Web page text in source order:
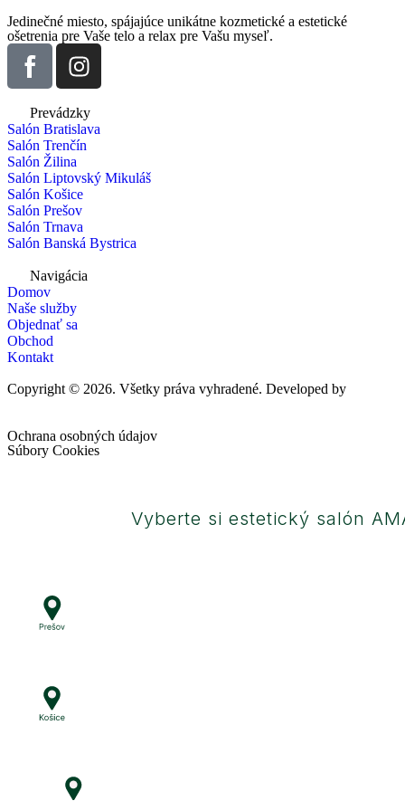
Jedinečné miesto, spájajúce unikátne kozmetické a estetické
ošetrenia pre Vaše telo a relax pre Vašu myseľ.
Prevádzky
Salón Bratislava
Salón Trenčín
Salón Žilina
Salón Liptovský Mikuláš
Salón Košice
Salón Prešov
Salón Trnava
Salón Banská Bystrica
Navigácia
Domov
Naše služby
Objednať sa
Obchod
Kontakt
Copyright © 2026. Všetky práva vyhradené. Developed by
Ochrana osobných údajov
Súbory Cookies
Vyberte si estetický salón